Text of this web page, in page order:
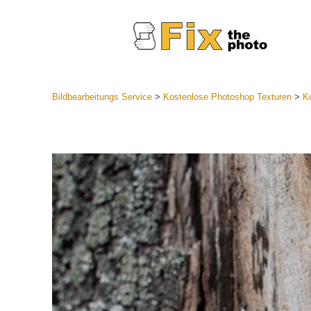
Günstige
Mobile
Bildbearbeitungs Service> Kostenlose Photoshop Texturen>